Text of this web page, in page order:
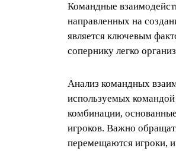
Командные
направленных на
является ключевым
сопернику легко
Анализ командных
используемых
комбинации,
игроков. Важно
перемещаются игроки,